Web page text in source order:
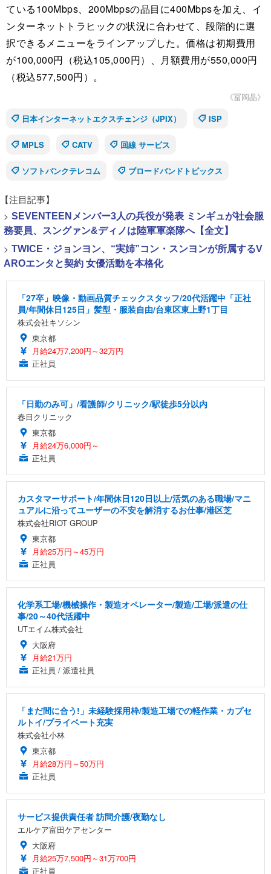
ている100Mbps、200Mbpsの品目に400Mbpsを加え、イ
ンターネットトラヒックの状況に合わせて、段階的に選
択できるメニューをラインアップした。価格は初期費用
が100,000円（税込105,000円）、月額費用が550,000円
（税込577,500円）。
《冨岡晶》
日本インターネットエクスチェンジ（JPIX）
ISP
MPLS CATV 回線 サービス
ソフトバンクテレコム ブロードバンドトピックス
【注目記事】
> SEVENTEENメンバー3人の兵役が発表 ミンギュが社会服
務要員、スングァン&ディノは陸軍軍楽隊へ【全文】
> TWICE・ジョンヨン、“実姉”コン・スンヨンが所属するV
AROエンタと契約 女優活動を本格化
「27卒」映像・動画品質チェックスタッフ/20代活躍中「正社
員/年間休日125日」髪型・服装自由/台東区東上野1丁目
株式会社キソシン
東京都
月給24万7,200円～32万円
正社員
「日勤のみ可」/看護師/クリニック/駅徒歩5分以内
春日クリニック
東京都
月給24万6,000円～
正社員
カスタマーサポート/年間休日120日以上/活気のある職場/マニ
ュアルに沿ってユーザーの不安を解消するお仕事/港区芝
株式会社RIOT GROUP
東京都
月給25万円～45万円
正社員
化学系工場/機械操作・製造オペレーター/製造/工場/派遣の仕
事/20～40代活躍中
UTエイム株式会社
大阪府
月給21万円
正社員 / 派遣社員
「まだ間に合う!」未経験採用枠/製造工場での軽作業・カプセ
ルトイ/プライベート充実
株式会社小林
東京都
月給28万円～50万円
正社員
サービス提供責任者 訪問介護/夜勤なし
エルケア富田ケアセンター
大阪府
月給25万7,500円～31万700円
正社員